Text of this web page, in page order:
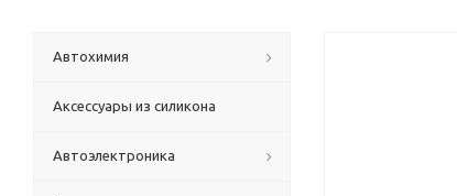
Автохимия
Аксессуары из силикона
Автоэлектроника